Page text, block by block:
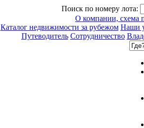
Поиск по номеру лота:
О компании, схема
Каталог недвижимости за рубежом Наши
Путеводитель Сотрудничество